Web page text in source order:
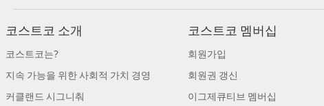
코스트코 소개
코스트코는?
지속 가능을 위한 사회적 가치 경영
커클랜드 시그니춰
코스트코 멤버십
회원가입
회원권 갱신
이그제큐티브 멤버십